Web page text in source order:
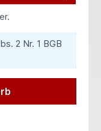
2 Nr. 1 BGB